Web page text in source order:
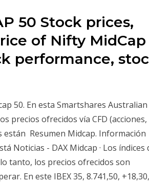
50 Stock prices,
of Nifty MidCap
performance,
50. En esta Smartshares
precios ofrecidos vía CFD (acciones,
están Resumen Midcap. Información
Noticias - DAX Midcap · Los índices
tanto, los precios ofrecidos son
En este IBEX 35, 8.741,50, +18,30,